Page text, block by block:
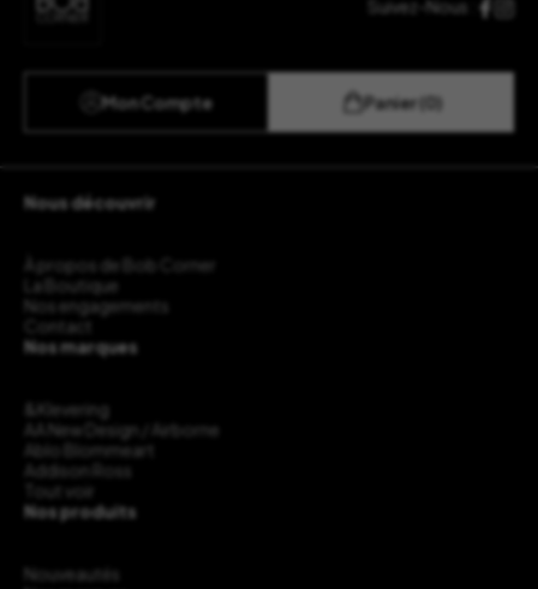
Suivez-Nous :
Mon Compte Panier (0)
Nous découvrir
À propos de Bob Corner
La Boutique
Nos engagements
Contact
Nos marques
&Klevering
AA New Design / Airborne
Ablo Blommeart
Addison Ross
Tout voir
Nos produits
Nouveautés